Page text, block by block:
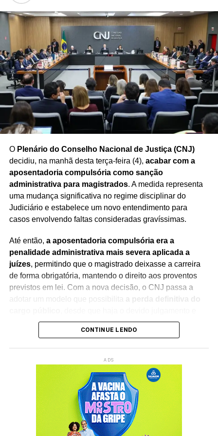
especialistas destacam queas intenções de voto
podem variar ao longo do processo eleitoral,
influenciadas por fatores econômicos, sociais, decisões
partidárias e acontecimentos do cenário nacional.
Redação Saiba+
O Plenário do Conselho Nacional de Justiça (CNJ)
decidiu, na manhã desta terça-feira (4), acabar com a
aposentadoria compulsória como sanção
administrativa para magistrados. A medida representa
uma mudança significativa no regime disciplinar do
Judiciário e estabelece um novo entendimento para
casos envolvendo faltas consideradas gravíssimas.
Até então, a aposentadoria compulsória era a
penalidade administrativa mais severa aplicada a
juízes, permitindo que o magistrado deixasse a carreira
de forma obrigatória, mantendo o direito aos proventos
previstos em lei. Com a nova decisão, o CNJ passa a
adotar um modelo que possibilita
a perda definitiva do
observância das regras constitucionais.
Supremo Tribunal Federal (STF). Na abertura dos
trabalhos, o ministro destacou a importância do debate
institucional e ressaltou que a decisão representa um
avanço no aperfeiçoamento dos mecanismos de
responsabilização e integridade no Poder Judiciário.
CONTINUE LENDO
ADS